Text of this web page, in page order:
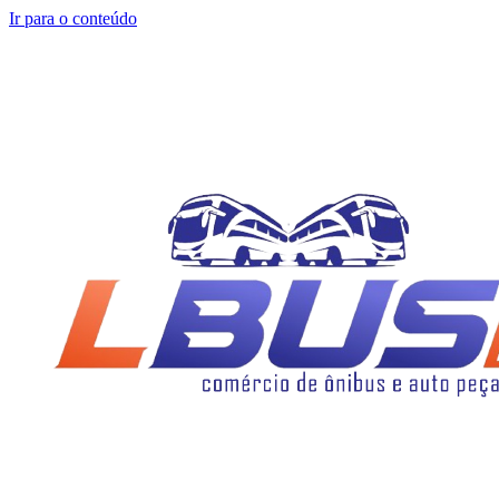
Ir para o conteúdo